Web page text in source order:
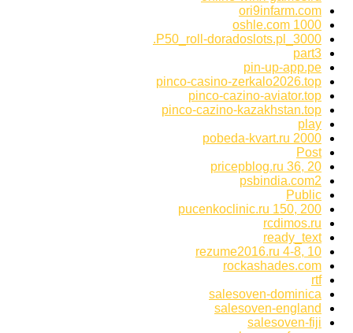
ori9infarm.com
oshle.com 1000
P50_roll-doradoslots.pl_3000.
part3
pin-up-app.pe
pinco-casino-zerkalo2026.top
pinco-cazino-aviator.top
pinco-cazino-kazakhstan.top
play
pobeda-kvart.ru 2000
Post
pricepblog.ru 36, 20
psbindia.com2
Public
pucenkoclinic.ru 150, 200
rcdimos.ru
ready_text
rezume2016.ru 4-8, 10
rockashades.com
rtf
salesoven-dominica
salesoven-england
salesoven-fiji